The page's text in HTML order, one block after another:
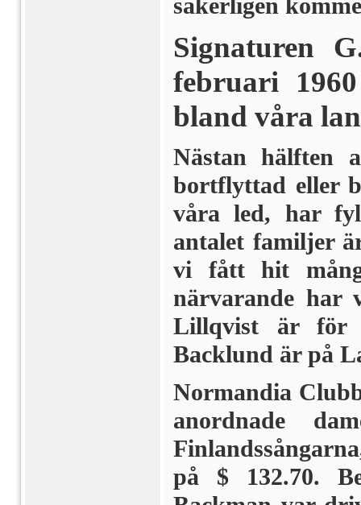
säkerligen
Signaturen
februari
bland våra
Nästan hälften
bortflyttad eller
våra led, har
antalet familjer
vi fått hit
närvarande har
Lillqvist är för
Backlund är på
Normandia
anordnade
på $ 132.70.